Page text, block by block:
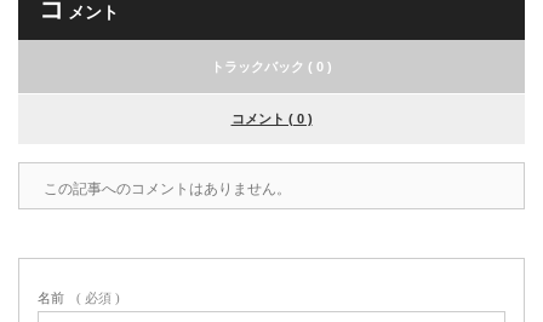
コ メント
トラックバック ( 0 )
コメント ( 0 )
この記事へのコメントはありません。
名前 ( 必須 )